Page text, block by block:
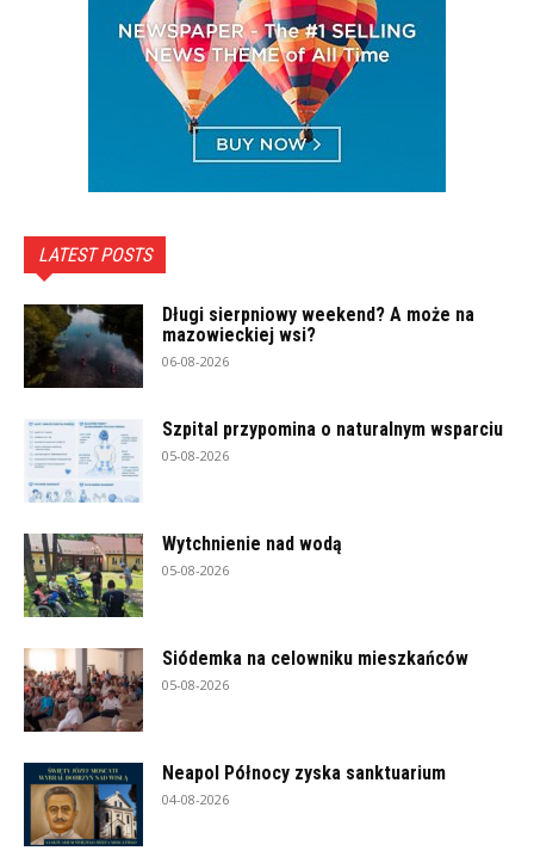
LATEST POSTS
Długi sierpniowy weekend? A może na
mazowieckiej wsi?
06-08-2026
Szpital przypomina o naturalnym wsparciu
05-08-2026
Wytchnienie nad wodą
05-08-2026
Siódemka na celowniku mieszkańców
05-08-2026
Neapol Północy zyska sanktuarium
04-08-2026